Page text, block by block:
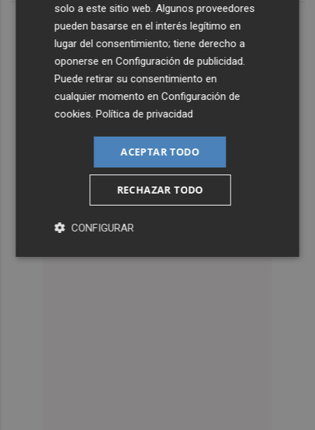
solo a este sitio web. Algunos proveedores
pueden basarse en el interés legítimo en
lugar del consentimiento; tiene derecho a
oponerse enConfiguración de publicidad
Puede retirar su consentimiento en
cualquier momento enConfiguración de
cookies .Política de privacidad
ACEPTAR TODO
RECHAZAR TODO
CONFIGURAR